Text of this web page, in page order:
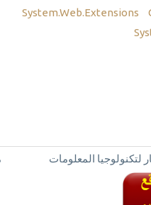
System.Web.Extensions
لتكنولوجيا المعلومات